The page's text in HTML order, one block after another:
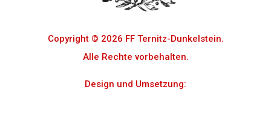
Copyright © 2026 FF Ternitz-Dunkelstein.
Alle Rechte vorbehalten.
Design und Umsetzung: